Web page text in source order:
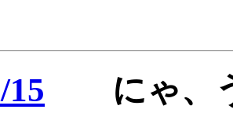
15 にゃ、